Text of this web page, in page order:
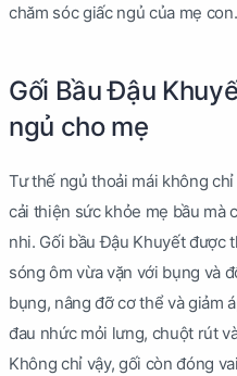
chăm sóc giấc ngủ của mẹ con.
Gối Bầu Đậu
ngủ cho mẹ
Tư thế ngủ thoải mái không
cải thiện sức khỏe mẹ bầu mà
nhi. Gối bầu Đậu Khuyết được
sóng ôm vừa vặn với bụng và
bụng, nâng đỡ cơ thể và giảm
đau nhức mỏi lưng, chuột rút
Không chỉ vậy, gối còn đóng